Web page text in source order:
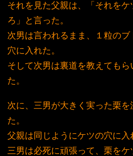
それを見た父親は、「それを
ろ」と言った。
次男は言われるまま、１粒の
穴に入れた。
そして次男は裏道を教えてもら
た。
次に、三男が大きく実った栗を
た。
父親は同じようにケツの穴に入
三男は必死に頑張って、栗をケ